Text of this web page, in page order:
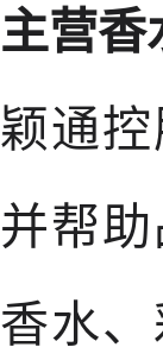
主营香
颖通
并帮
香水